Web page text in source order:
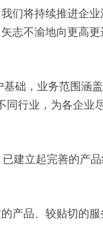
们将持续推进企
志不渝地向更高
础，业务范围涵
同行业，为各企业
建立起完善的产
产品、较贴切的